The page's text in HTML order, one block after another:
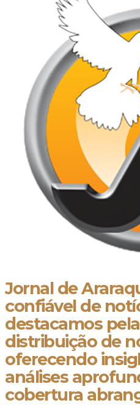
Jornal de
confiável de
destacamos
distribuição de
oferecendo
análises
cobertura